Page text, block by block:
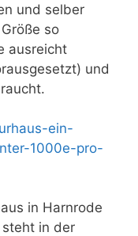
und selber
so
ausreicht
und
ein-
1000e-pro-
in Harnrode
steht in der